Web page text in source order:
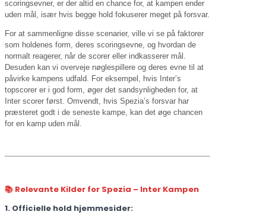
scoringsevner, er der altid en chance for, at kampen ender
uden mål, især hvis begge hold fokuserer meget på forsvar.
For at sammenligne disse scenarier, ville vi se på faktorer
som holdenes form, deres scoringsevne, og hvordan de
normalt reagerer, når de scorer eller indkasserer mål.
Desuden kan vi overveje nøglespillere og deres evne til at
påvirke kampens udfald. For eksempel, hvis Inter’s
topscorer er i god form, øger det sandsynligheden for, at
Inter scorer først. Omvendt, hvis Spezia’s forsvar har
præsteret godt i de seneste kampe, kan det øge chancen
for en kamp uden mål.
📚 Relevante Kilder for Spezia – Inter Kampen
1. Officielle hold hjemmesider: